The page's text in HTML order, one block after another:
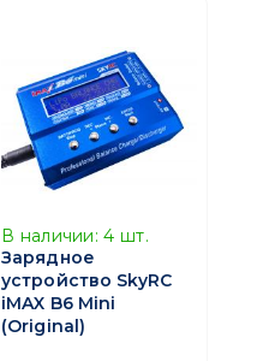
В наличии: 4 шт.
Зарядное
устройство SkyRC
iMAX B6 Mini
(Original)